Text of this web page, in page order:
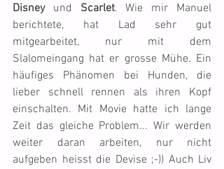
Disney und Scarlet. Wie mir Manuel
berichtete, hat Lad sehr gut
mitgearbeitet, nur mit dem
Slalomeingang hat er grosse Mühe. Ein
häufiges Phänomen bei Hunden, die
lieber schnell rennen als ihren Kopf
einschalten. Mit Movie hatte ich lange
Zeit das gleiche Problem... Wir werden
weiter daran arbeiten, nur nicht
aufgeben heisst die Devise ;-)) Auch Liv